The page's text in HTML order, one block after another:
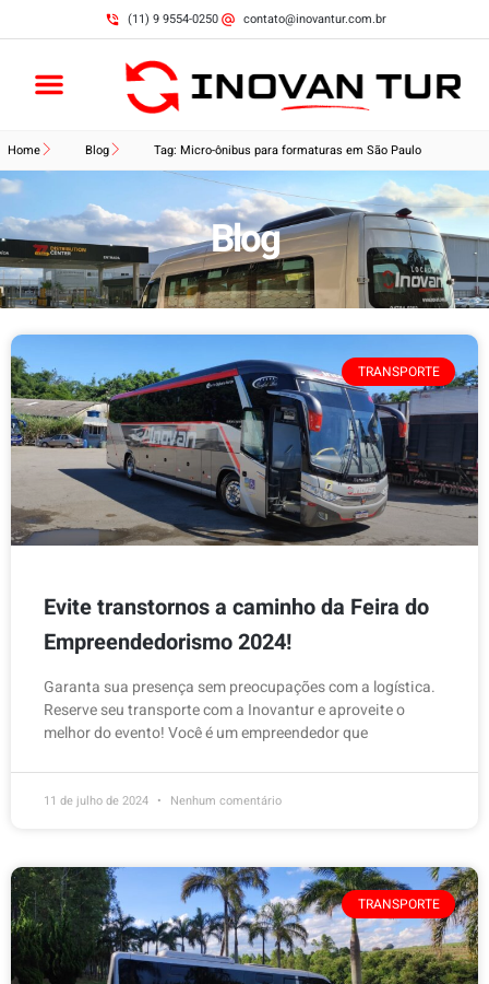
(11) 9 9554-0250 contato@inovantur.com.br
Home Blog Tag: Micro-ônibus para formaturas em São Paulo
Blog
TRANSPORTE
Evite transtornos a caminho da Feira do
Empreendedorismo 2024!
Garanta sua presença sem preocupações com a logística.
Reserve seu transporte com a Inovantur e aproveite o
melhor do evento! Você é um empreendedor que
11 de julho de 2024 Nenhum comentário
TRANSPORTE